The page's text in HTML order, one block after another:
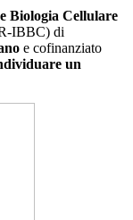
Biologia Cellulare
IBBC) di
e cofinanziato
un